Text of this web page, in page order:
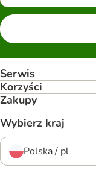
Serwis
Korzyści
Zakupy
Wybierz kraj
Polska / pl